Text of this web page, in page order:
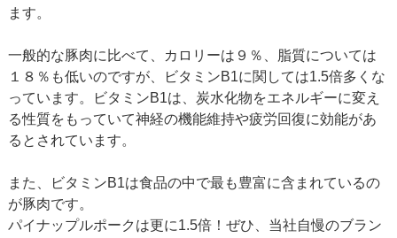
ます。
一般的な豚肉に比べて、カロリーは９％、脂質については
１８％も低いのですが、ビタミンB1に関しては1.5倍多くな
っています。ビタミンB1は、炭水化物をエネルギーに変え
る性質をもっていて神経の機能維持や疲労回復に効能があ
るとされています。
また、ビタミンB1は食品の中で最も豊富に含まれているの
が豚肉です。
パイナップルポークは更に1.5倍！ぜひ、当社自慢のブラン